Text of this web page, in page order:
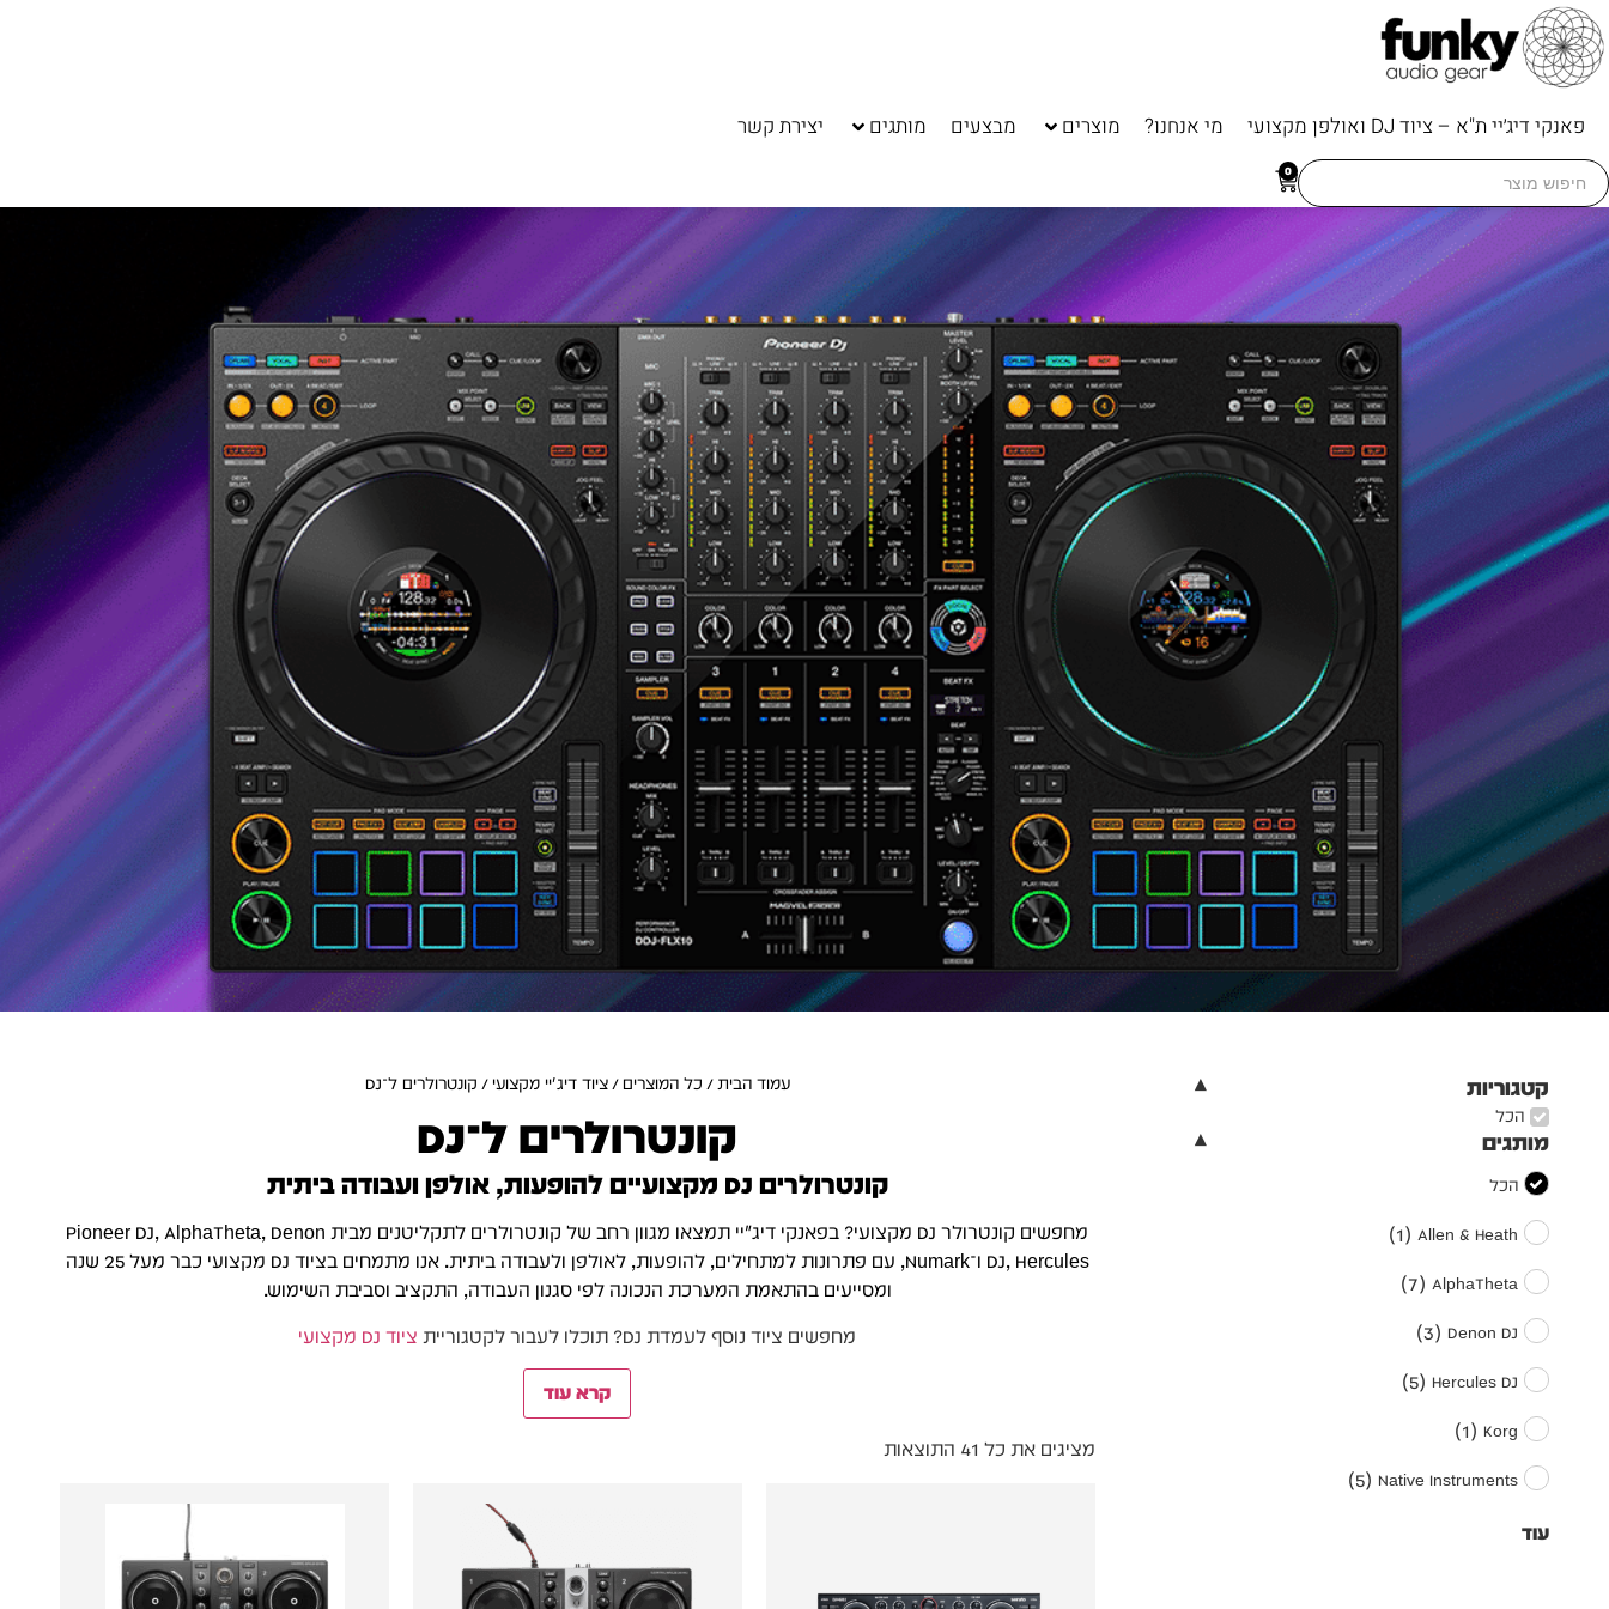
פאנקי דיג׳יי ת"א – ציוד DJ ואולפן מקצועי מי אנחנו? מוצרים מבצעים מותגים יצירת קשר
Search
for:
0
קטגוריות
הכל
מותגים
הכל
Allen & Heath
(
1
)
AlphaTheta
(
7
)
Denon DJ
(
3
)
Hercules DJ
(
5
)
Korg
(
1
)
Native Instruments
(
5
)
עוד
עמוד הבית/ כל המוצרים/ציוד דיג'יי מקצועי / קונטרולרים ל־DJ
קונטרולרים ל־DJ
קונטרולרים DJ מקצועיים להופעות, אולפן ועבודה ביתית
מחפשים קונטרולר DJ מקצועי? בפאנקי דיג׳יי תמצאו מגוון רחב של קונטרולרים לתקליטנים מבית Pioneer DJ, AlphaTheta, Denon
DJ, Hercules ו־Numark, עם פתרונות למתחילים, להופעות, לאולפן ולעבודה ביתית. אנו מתמחים בציוד DJ מקצועי כבר מעל 25 שנה
ומסייעים בהתאמת המערכת הנכונה לפי סגנון העבודה, התקציב וסביבת השימוש.
מחפשים ציוד נוסף לעמדת DJ? תוכלו לעבור לקטגוריית
ציוד DJ מקצועי
קרא עוד
מציגים את כל ⁦41⁩ התוצאות